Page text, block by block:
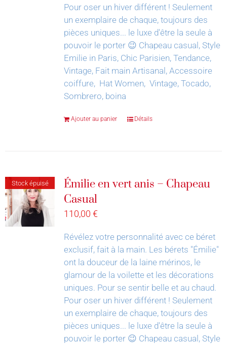
Pour oser un hiver différent ! Seulement
un exemplaire de chaque, toujours des
pièces uniques... le luxe d'être la seule à
pouvoir le porter 😉 Chapeau casual, Style
Emilie in Paris, Chic Parisien, Tendance,
Vintage, Fait main Artisanal, Accessoire
coiffure, Hat Women, Vintage, Tocado,
Sombrero, boina
Ajouter au panier Détails
Stock épuisé
Émilie en vert anis – Chapeau
Casual
110,00 €
Révélez votre personnalité avec ce béret
exclusif, fait à la main. Les bérets "Émilie"
ont la douceur de la laine mérinos, le
glamour de la voilette et les décorations
uniques. Pour se sentir belle et au chaud.
Pour oser un hiver différent ! Seulement
un exemplaire de chaque, toujours des
pièces uniques... le luxe d'être la seule à
pouvoir le porter 😉 Chapeau casual, Style